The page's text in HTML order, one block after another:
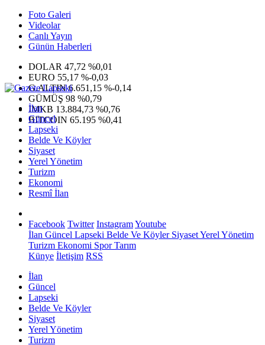
Foto Galeri
Videolar
Canlı Yayın
Günün Haberleri
DOLAR 47,72 %0,01
EURO 55,17 %-0,03
G.ALTIN6.651,15 %-0,14
GÜMÜŞ 98 %0,79
IMKB 13.884,73 %0,76
BITCOIN 65.195 %0,41
İlan
Güncel
Lapseki
Belde Ve Köyler
Siyaset
Yerel Yönetim
Turizm
Ekonomi
Resmî İlan
Facebook Twitter InstagramYoutube
İlan Güncel Lapseki Belde Ve KöylerSiyasetYerel Yönetim
Turizm Ekonomi SporTarım
Künye İletişim RSS
İlan
Güncel
Lapseki
Belde Ve Köyler
Siyaset
Yerel Yönetim
Turizm